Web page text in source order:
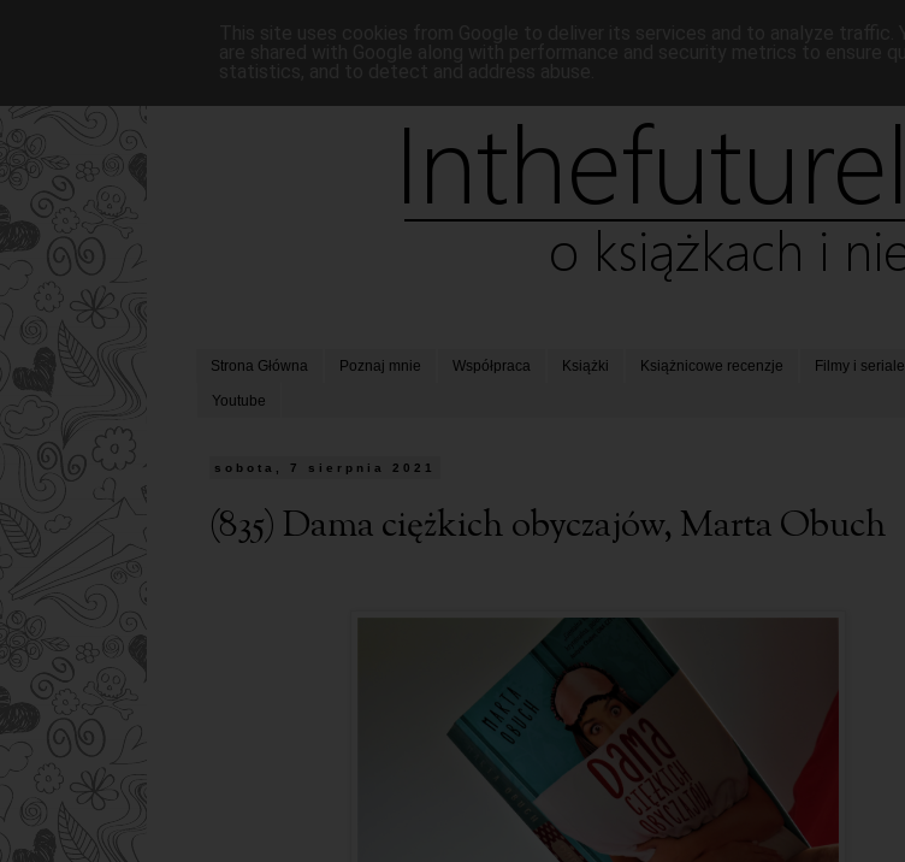
Strona Główna Poznaj mnie Współpraca Książki Książnicowe recenzje Filmy i seriale
Youtube
sobota, 7 sierpnia 2021
(835) Dama ciężkich obyczajów, Marta Obuch